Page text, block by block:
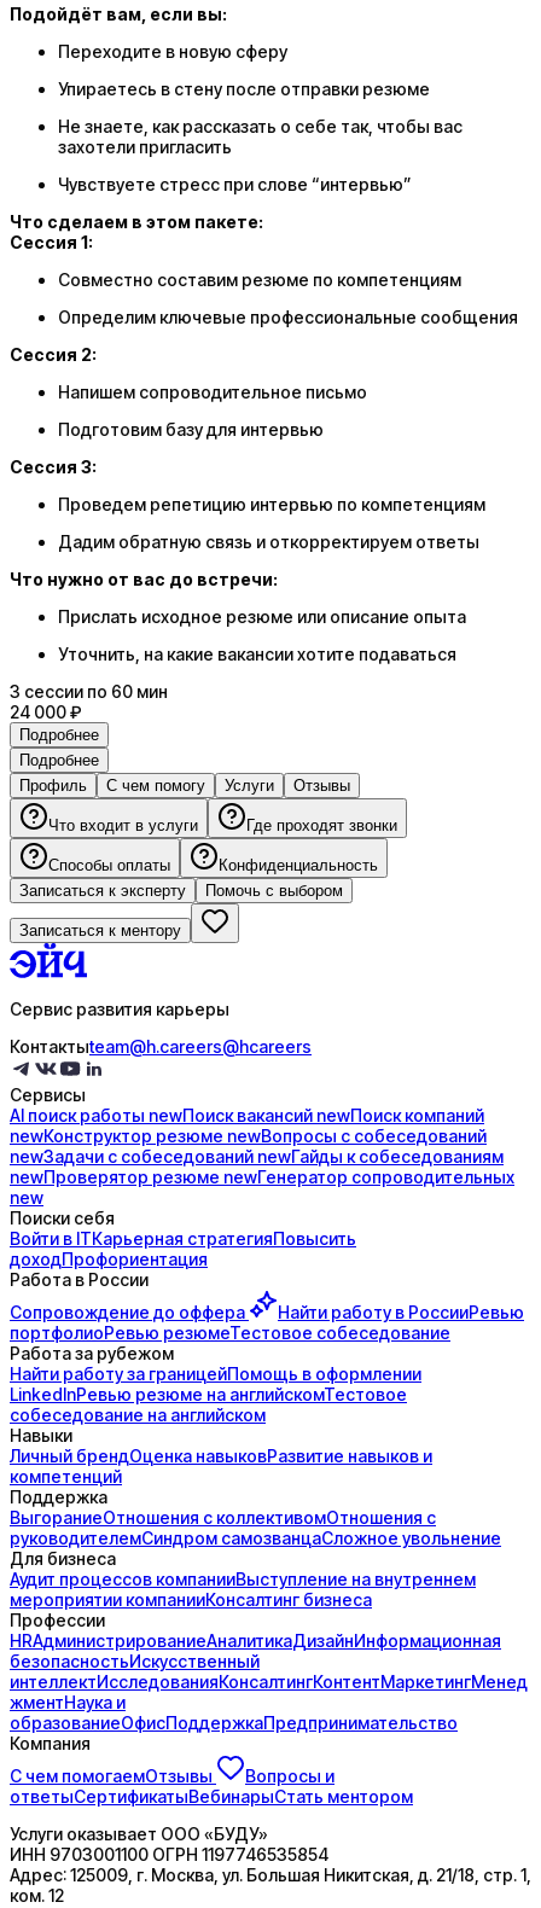
Подойдёт вам, если вы:
Переходите в новую сферу
Упираетесь в стену после отправки резюме
Не знаете, как рассказать о себе так, чтобы вас
захотели пригласить
Чувствуете стресс при слове “интервью”
Что сделаем в этом пакете:
Сессия 1:
Совместно составим резюме по компетенциям
Определим ключевые профессиональные сообщения
Сессия 2:
Напишем сопроводительное письмо
Подготовим базу для интервью
Сессия 3:
Проведем репетицию интервью по компетенциям
Дадим обратную связь и откорректируем ответы
Что нужно от вас до встречи:
Прислать исходное резюме или описание опыта
Уточнить, на какие вакансии хотите подаваться
3 сессии по 60 мин
24 000 ₽
Подробнее
Подробнее
Профиль
С чем помогу Услуги Отзывы
Что входит в услуги Где проходят звонки
Способы оплаты
Конфиденциальность
Записаться к эксперту
Помочь с выбором
Записаться к ментору
Сервис развития карьеры
Контактыteam@h.careers@hcareers
Сервисы
AI поискработы newПоисквакансий newПоисккомпаний
newКонструктор резюме newВопросы с собеседований
newЗадачи с собеседований newГайды ксобеседованиям
newПроверятор резюме newГенератор сопроводительных
new
Поиски себя
Войти в ITКарьерная стратегияПовысить
доходПрофориентация
Работа в России
Сопровождение до оффера Найти работу в РоссииРевью
портфолиоРевью резюмеТестовое собеседование
Работа за рубежом
Найти работу за границейПомощь в оформлении
LinkedInРевью резюме на английскомТестовое
собеседование на английском
Навыки
Личный брендОценка навыковРазвитие навыков и
компетенций
Поддержка
ВыгораниеОтношения с коллективомОтношения с
руководителемСиндром самозванцаСложное увольнение
Для бизнеса
Аудит процессов компанииВыступление на внутреннем
мероприятии компанииКонсалтинг бизнеса
Профессии
HRАдминистрированиеАналитикаДизайнИнформационная
безопасностьИскусственный
интеллектИсследованияКонсалтингКонтентМаркетингМенед
жментНаука и
образованиеОфисПоддержкаПредпринимательство
Компания
С чем помогаемОтзывы
Вопросы и
ответыСертификатыВебинарыСтать ментором
Услуги оказывает ООО «БУДУ»
ИНН 9703001100 ОГРН 1197746535854
Адрес:125009, г. Москва, ул. Большая Никитская, д. 21/18, стр. 1,
ком. 12